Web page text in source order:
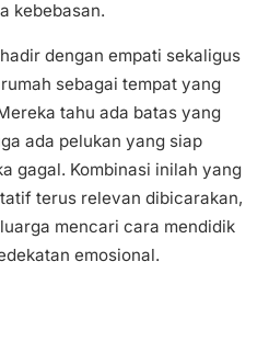
kebebasan.
dengan empati sekaligus
sebagai tempat yang
tahu ada batas yang
ada pelukan yang siap
gagal. Kombinasi inilah yang
terus relevan dibicarakan,
mencari cara mendidik
emosional.